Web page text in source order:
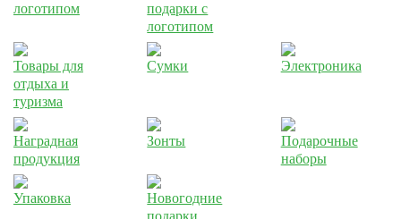
логотипом
подарки с
логотипом
Товары для
отдыха и
туризма
Сумки Электроника
Наградная
продукция
Зонты
Подарочные
наборы
Упаковка
Новогодние